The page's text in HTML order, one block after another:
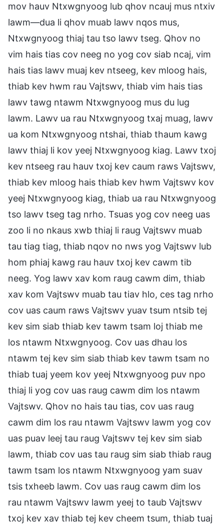
mov hauv Ntxwgnyoog lub qhov ncauj mus ntxiv
lawm—dua li qhov muab lawv nqos mus,
Ntxwgnyoog thiaj tau tso lawv tseg. Qhov no
vim hais tias cov neeg no yog cov siab ncaj, vim
hais tias lawv muaj kev ntseeg, kev mloog hais,
thiab kev hwm rau Vajtswv, thiab vim hais tias
lawv tawg ntawm Ntxwgnyoog mus du lug
lawm. Lawv ua rau Ntxwgnyoog txaj muag, lawv
ua kom Ntxwgnyoog ntshai, thiab thaum kawg
lawv thiaj li kov yeej Ntxwgnyoog kiag. Lawv txoj
kev ntseeg rau hauv txoj kev caum raws Vajtswv,
thiab kev mloog hais thiab kev hwm Vajtswv kov
yeej Ntxwgnyoog kiag, thiab ua rau Ntxwgnyoog
tso lawv tseg tag nrho. Tsuas yog cov neeg uas
zoo li no nkaus xwb thiaj li raug Vajtswv muab
tau tiag tiag, thiab nqov no nws yog Vajtswv lub
hom phiaj kawg rau hauv txoj kev cawm tib
neeg. Yog lawv xav kom raug cawm dim, thiab
xav kom Vajtswv muab tau tiav hlo, ces tag nrho
cov uas caum raws Vajtswv yuav tsum ntsib tej
kev sim siab thiab kev tawm tsam loj thiab me
los ntawm Ntxwgnyoog. Cov uas dhau los
ntawm tej kev sim siab thiab kev tawm tsam no
thiab tuaj yeem kov yeej Ntxwgnyoog puv npo
thiaj li yog cov uas raug cawm dim los ntawm
Vajtswv. Qhov no hais tau tias, cov uas raug
cawm dim los rau ntawm Vajtswv lawm yog cov
uas puav leej tau raug Vajtswv tej kev sim siab
lawm, thiab cov uas tau raug sim siab thiab raug
tawm tsam los ntawm Ntxwgnyoog yam suav
tsis txheeb lawm. Cov uas raug cawm dim los
rau ntawm Vajtswv lawm yeej to taub Vajtswv
txoj kev xav thiab tej kev cheem tsum, thiab tuaj